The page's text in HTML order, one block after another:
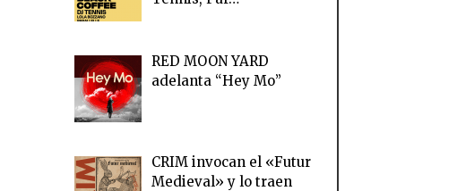
RED MOON YARD
adelanta “Hey Mo”
CRIM invocan el «Futur
Medieval» y lo traen